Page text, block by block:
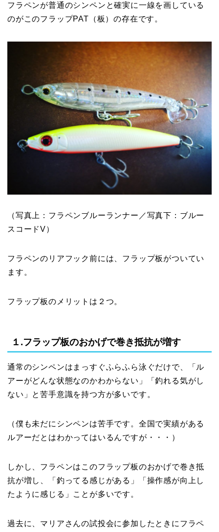
フラペンが普通のシンペンと確実に一線を画している
のがこのフラップPAT（板）の存在です。
（写真上：フラペンブルーランナー／写真下：ブルー
スコードV）
フラペンのリアフック前には、フラップ板がついてい
ます。
フラップ板のメリットは２つ。
１.フラップ板のおかげで巻き抵抗が増す
通常のシンペンはまっすぐふらふら泳ぐだけで、「ル
アーがどんな状態なのかわからない」「釣れる気がし
ない」と苦手意識を持つ方が多いです。
（僕も未だにシンペンは苦手です。全国で実績がある
ルアーだとはわかってはいるんですが・・・）
しかし、フラペンはこのフラップ板のおかげで巻き抵
抗が増し、「釣ってる感じがある」「操作感が向上し
たように感じる」ことが多いです。
過去に、マリアさんの試投会に参加したときにフラペ